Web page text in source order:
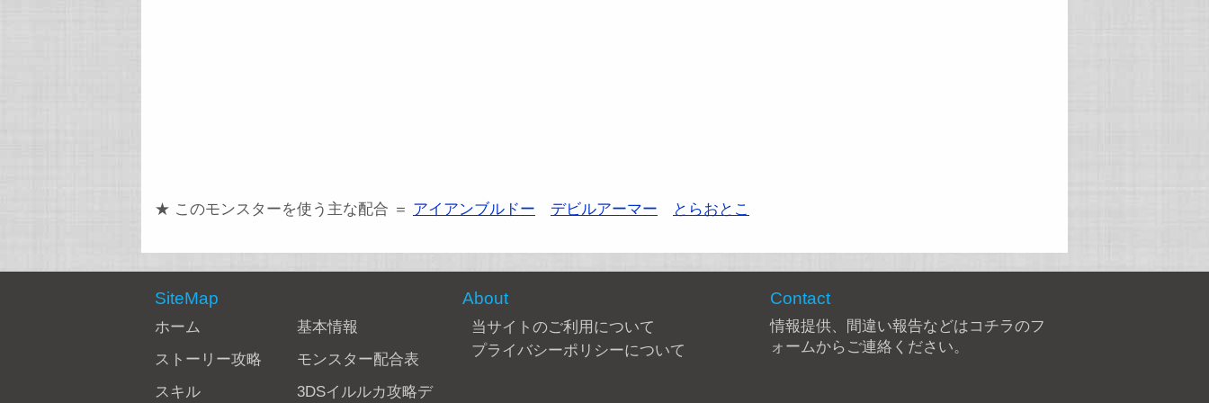
★ このモンスターを使う主な配合 ＝ アイアンブルドー デビルアーマー とらおとこ
SiteMap
ホーム
基本情報
ストーリー攻略
モンスター配合表
スキル
3DSイルルカ攻略デ
About
当サイトのご利用について
プライバシーポリシーについて
Contact
情報提供、間違い報告などはコチラのフ
ォームからご連絡ください。